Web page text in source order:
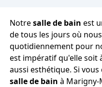
Notresalle de bain est
de tous les jours où
quotidiennement pour
est impératif qu'elle soit
aussi esthétique. Si vous
salle de bain à Marigny-